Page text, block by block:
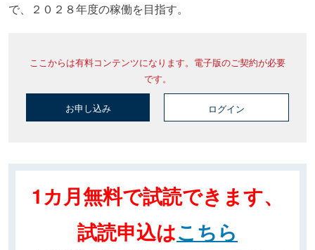
で、２０２８年度の稼働を目指す。
ここからは有料コンテンツになります。電子版のご契約が必要
です。
お申し込み ログイン
1カ月無料で試読できます、
試読申込はこちら